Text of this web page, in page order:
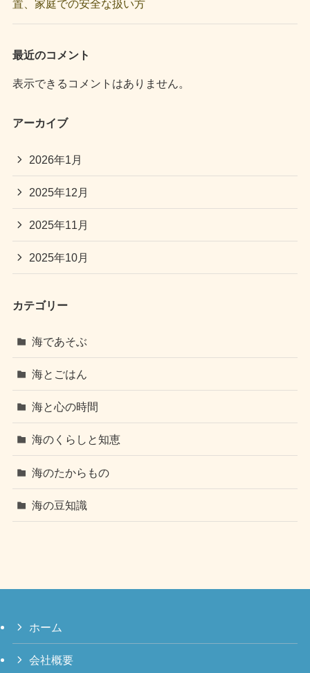
置、家庭での安全な扱い方
最近のコメント
表示できるコメントはありません。
アーカイブ
2026年1月
2025年12月
2025年11月
2025年10月
カテゴリー
海であそぶ
海とごはん
海と心の時間
海のくらしと知恵
海のたからもの
海の豆知識
ホーム
会社概要